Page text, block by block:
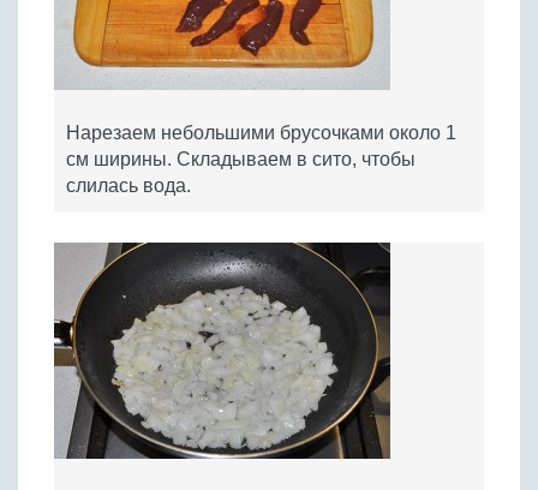
Нарезаем небольшими брусочками около 1
см ширины. Складываем в сито, чтобы
слилась вода.